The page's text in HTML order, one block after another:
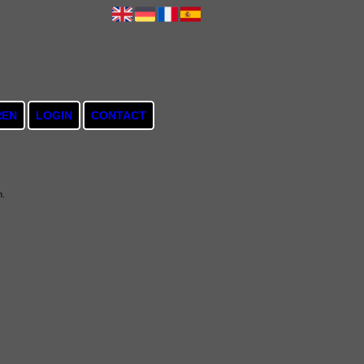
LOGIN CONTACT